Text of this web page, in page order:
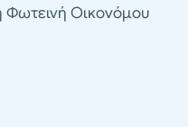
Φωτεινή Οικονόμου